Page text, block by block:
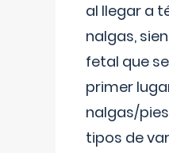
al llegar a
nalgas,
fetal que
primer
nalgas/
tipos de